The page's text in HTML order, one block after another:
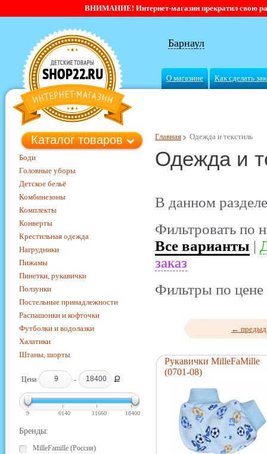
ВНИМАНИЕ! Интернет-магазин прекратил свою
Барнаул
О магазине Как сделать
Главная Одежда и текстиль
Одежда и
В данном
Фильтровать по
Все варианты |
заказ
Фильтры по цене
Каталог товаров
Боди
Головные уборы
Детское бельё
Комбинезоны
Комплекты
Конверты
Крестильная одежда
Нагрудники
Пижамы
Пинетки, рукавички
Ползунки
Постельные принадлежности
Распашонки и кофточки
Футболки и водолазки
Халатики
Штаны, шорты
Цена - Ք
9 6140 11660 18400
Бренды:
MilleFamille (Россия)
←
Рукавички MilleFaMille
(0701-08)